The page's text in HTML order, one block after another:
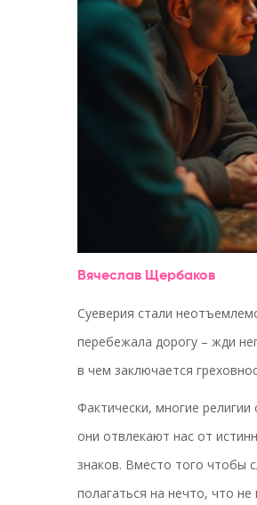
Вячеслав Щербаков
Суеверия стали
перебежала дорогу – жди
в чем заключается
Фактически, многие
они отвлекают нас от
знаков. Вместо того чтобы
полагаться на нечто, что